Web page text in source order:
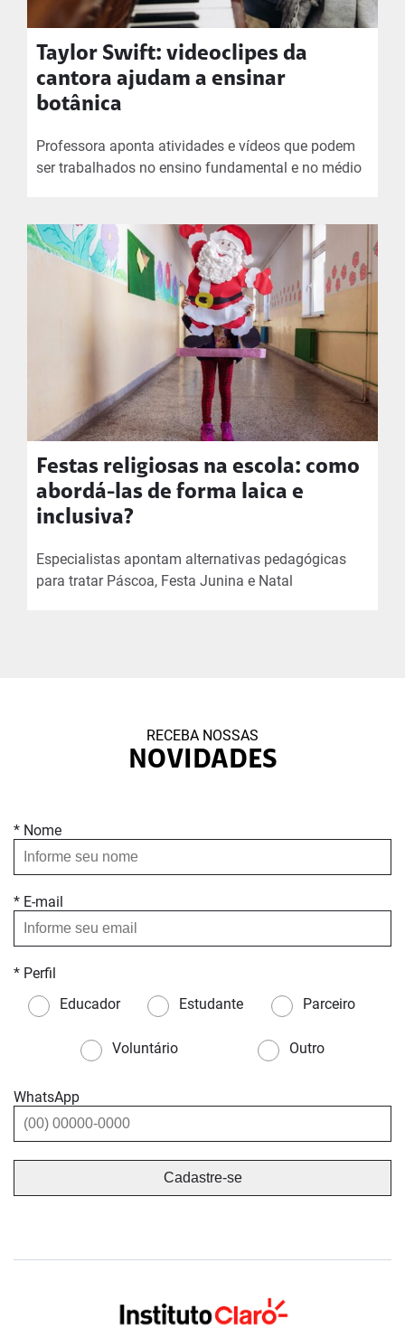
Taylor Swift: videoclipes da
cantora ajudam a ensinar
botânica
Professora aponta atividades e vídeos que podem
ser trabalhados no ensino fundamental e no médio
Festas religiosas na escola: como
abordá-las de forma laica e
inclusiva?
Especialistas apontam alternativas pedagógicas
para tratar Páscoa, Festa Junina e Natal
RECEBA NOSSAS
NOVIDADES
* Nome
* E-mail
* Perfil
Educador
Estudante Parceiro
Voluntário Outro
WhatsApp